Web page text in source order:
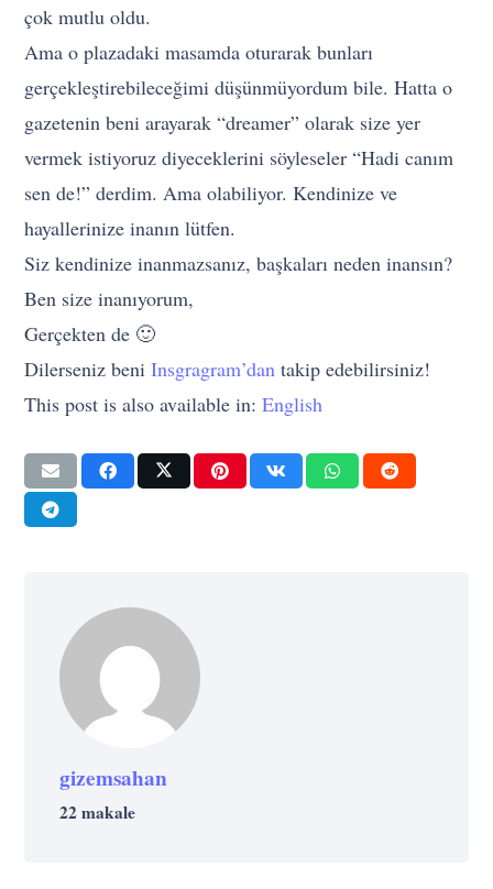
çok mutlu oldu.
Ama o plazadaki masamda oturarak bunları
gerçekleştirebileceğimi düşünmüyordum bile. Hatta o
gazetenin beni arayarak “dreamer” olarak size yer
vermek istiyoruz diyeceklerini söyleseler “Hadi canım
sen de!” derdim. Ama olabiliyor. Kendinize ve
hayallerinize inanın lütfen.
Siz kendinize inanmazsanız, başkaları neden inansın?
Ben size inanıyorum,
Gerçekten de 🙂
Dilerseniz beniInsgragram’dan takip edebilirsiniz!
This post is also available in:English
gizemsahan
22 makale
GELIŞIM